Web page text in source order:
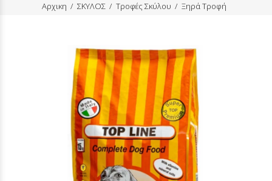
Αρχικη ΣΚΥΛΟΣ Τροφές Σκύλου Ξηρά Τροφή